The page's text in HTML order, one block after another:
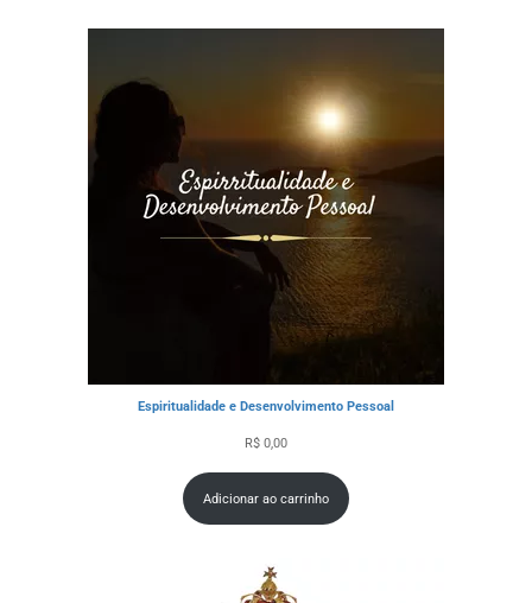
Espiritualidade e Desenvolvimento Pessoal
R$ 0,00
Adicionar ao carrinho